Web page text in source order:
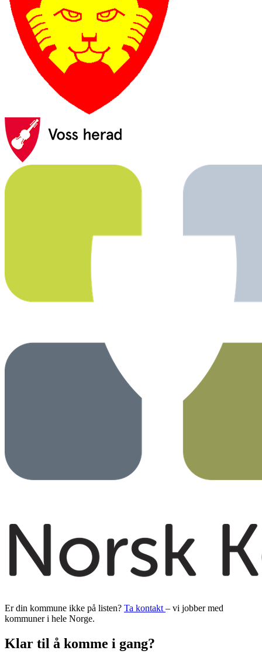
Er din kommune ikke på listen? Ta kontakt – vi jobber med
kommuner i hele Norge.
Klar til å komme i gang?